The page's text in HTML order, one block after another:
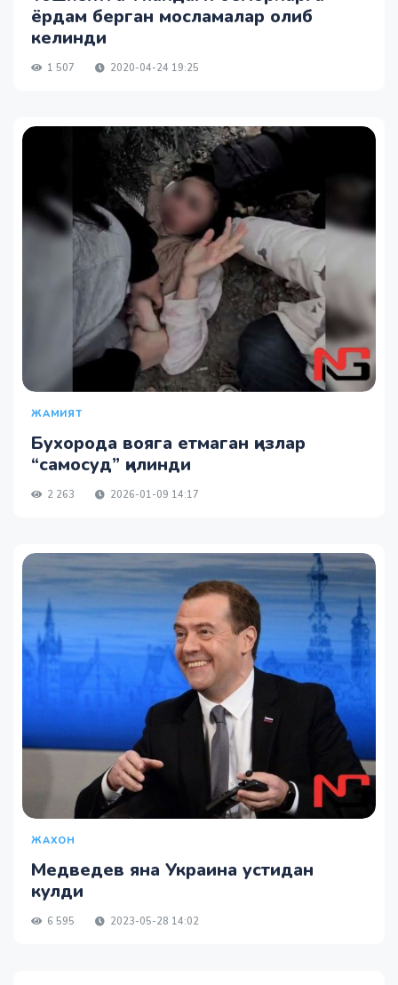
ёрдам берган мосламалар олиб
келинди
1 507 2020-04-24 19:25
ЖАМИЯТ
Бухорода вояга етмаган қизлар
“самосуд” қилинди
2 263 2026-01-09 14:17
ЖАХОН
Медведев яна Украина устидан
кулди
6 595 2023-05-28 14:02